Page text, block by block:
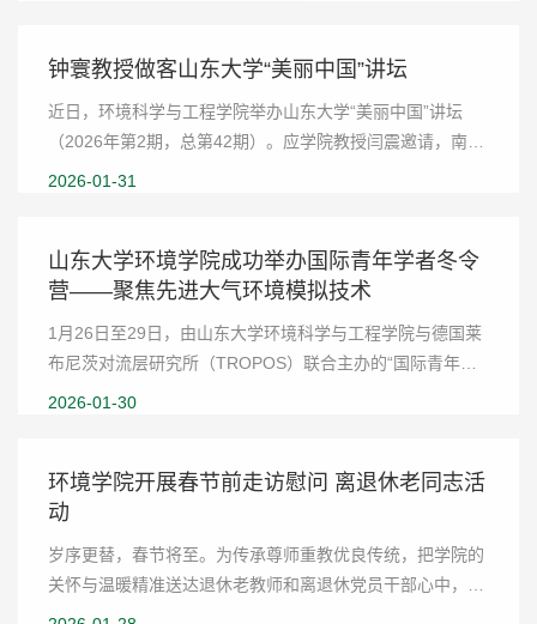
钟寰教授做客山东大学“美丽中国”讲坛
近日，环境科学与工程学院举办山东大学“美丽中国”讲坛
（2026年第2期，总第42期）。应学院教授闫震邀请，南京
大学环境学院教授钟寰以“汞转化与风险”为题作主题报告。
2026-01-31
山东大学环境学院成功举办国际青年学者冬令
营——聚焦先进大气环境模拟技术
1月26日至29日，由山东大学环境科学与工程学院与德国莱
布尼茨对流层研究所（TROPOS）联合主办的“国际青年环
境学者冬令营”在山东大学青岛校区举行。本次冬令营在环
2026-01-30
环境学院开展春节前走访慰问 离退休老同志活
动
岁序更替，春节将至。为传承尊师重教优良传统，把学院的
关怀与温暖精准送达退休老教师和离退休党员干部心中，1
月27日，环境科学与工程学院院长杜林、副处级组织员蒲业